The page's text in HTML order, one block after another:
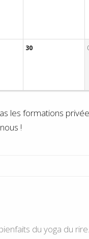
30
les formations
!
du yoga du rire.